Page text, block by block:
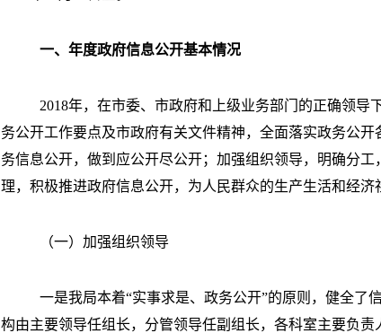
一、年度政府信息公开基本情况
2018年，在市委、市政府和上级业务部门的正确领导
务公开工作要点及市政府有关文件精神，全面落实政务公
务信息公开，做到应公开尽公开；加强组织领导，明确分
理，积极推进政府信息公开，为人民群众的生产生活和经济
（一）加强组织领导
一是我局本着“实事求是、政务公开”的原则，健全了
构由主要领导任组长，分管领导任副组长，各科室主要负